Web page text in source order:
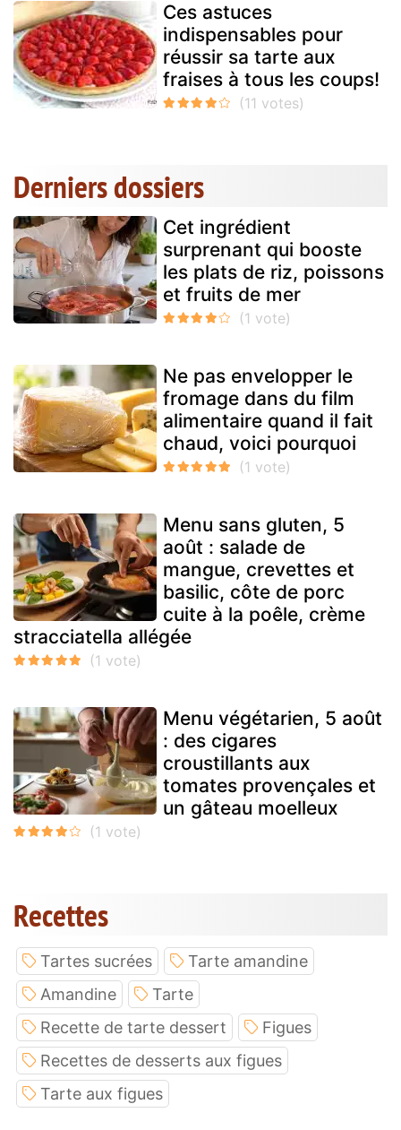
Ces astuces
indispensables pour
réussir sa tarte aux
fraises à tous les coups!
Derniers dossiers
Cet ingrédient
surprenant qui booste
les plats de riz, poissons
et fruits de mer
Ne pas envelopper le
fromage dans du film
alimentaire quand il fait
chaud, voici pourquoi
Menu sans gluten, 5
août : salade de
mangue, crevettes et
basilic, côte de porc
cuite à la poêle, crème
stracciatella allégée
Menu végétarien, 5 août
: des cigares
croustillants aux
tomates provençales et
un gâteau moelleux
Recettes
Tartes sucrées
Tarte amandine
Amandine
Tarte
Recette de tarte dessert
Figues
Recettes de desserts aux figues
Tarte aux figues